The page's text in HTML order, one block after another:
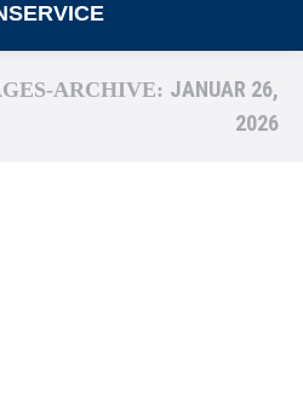
ARCHIVE: JANUAR 26,
2026